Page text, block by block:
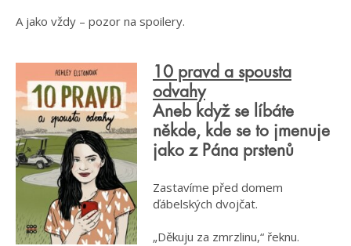
A jako vždy – pozor na spoilery.
10 pravd a spousta
odvahy
Aneb když se líbáte
někde, kde se to jmenuje
jako z Pána prstenů
Zastavíme před domem
ďábelských dvojčat.
„Děkuju za zmrzlinu,“ řeknu.